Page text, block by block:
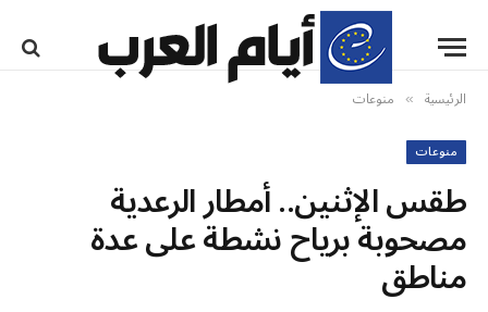
الرئيسية » منوعات
منوعات
طقس الإثنين.. أمطار الرعدية
مصحوبة برياح نشطة على عدة
مناطق